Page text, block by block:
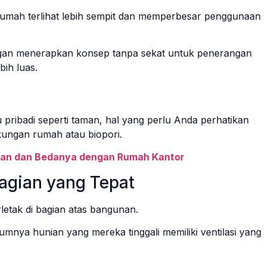
terlihat lebih sempit dan memperbesar penggunaan
menerapkan konsep tanpa sekat untuk penerangan
luas.
seperti taman, hal yang perlu Anda perhatikan
rumah atau biopori.
dan Bedanya dengan Rumah Kantor
yang Tepat
di bagian atas bangunan.
hunian yang mereka tinggali memiliki ventilasi yang